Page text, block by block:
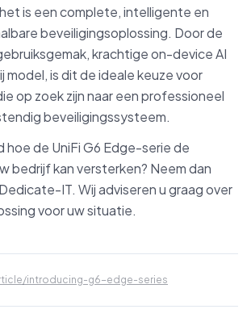
is een complete, intelligente en
beveiligingsoplossing. Door de
krachtige on-device AI
model, is dit de ideale keuze voor
op zoek zijn naar een professioneel
beveiligingssysteem.
hoe de UniFi G6 Edge-serie de
bedrijf kan versterken? Neem dan
IT. Wij adviseren u graag over
voor uw situatie.
introducing-g6-edge-series